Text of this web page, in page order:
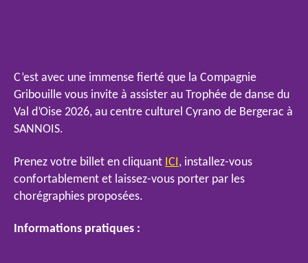
C’est avec une immense fierté que la Compagnie
Gribouille vous invite à assister au Trophée de danse du
Val d’Oise 2026, au centre culturel Cyrano de Bergerac à
SANNOIS.
Prenez votre billet en cliquant ICI, installez-vous
confortablement et laissez-vous porter par les
chorégraphies proposées.
Informations pratiques :